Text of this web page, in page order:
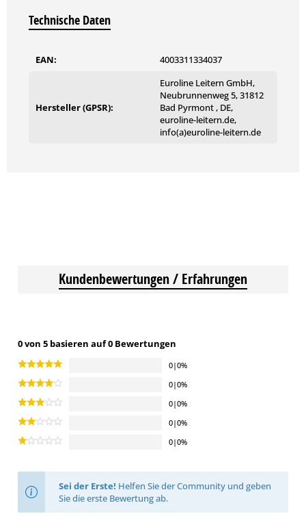
Technische Daten
EAN: 4003311334037
Hersteller (GPSR):
Euroline Leitern GmbH,
Neubrunnenweg 5, 31812
Bad Pyrmont , DE,
euroline-leitern.de,
info(a)euroline-leitern.de
Kundenbewertungen / Erfahrungen
0 von 5 basieren auf 0 Bewertungen
0|0%
0|0%
0|0%
0|0%
0|0%
Sei der Erste! Helfen Sie der Community und geben
Sie die erste Bewertung ab.